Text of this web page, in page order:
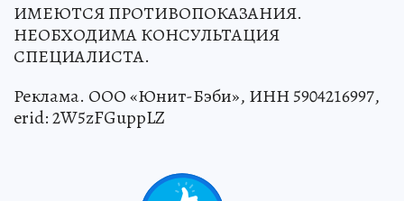
ИМЕЮТСЯ ПРОТИВОПОКАЗАНИЯ.
НЕОБХОДИМА КОНСУЛЬТАЦИЯ
СПЕЦИАЛИСТА.
Реклама. ООО «Юнит-Бэби», ИНН 5904216997,
erid: 2W5zFGuppLZ